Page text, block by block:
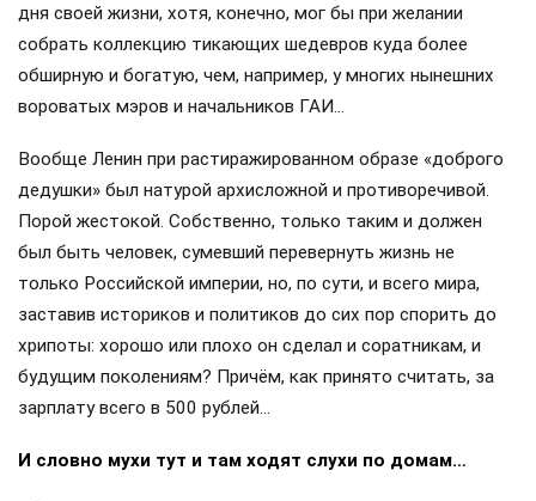
дня своей жизни, хотя, конечно, мог бы при желании
собрать коллекцию тикающих шедевров куда более
обширную и богатую, чем, например, у многих нынешних
вороватых мэров и начальников ГАИ…
Вообще Ленин при растиражированном образе «доброго
дедушки» был натурой архисложной и противоречивой.
Порой жестокой. Собственно, только таким и должен
был быть человек, сумевший перевернуть жизнь не
только Российской империи, но, по сути, и всего мира,
заставив историков и политиков до сих пор спорить до
хрипоты: хорошо или плохо он сделал и соратникам, и
будущим поколениям? Причём, как принято считать, за
зарплату всего в 500 рублей…
И словно мухи тут и там ходят слухи по домам…